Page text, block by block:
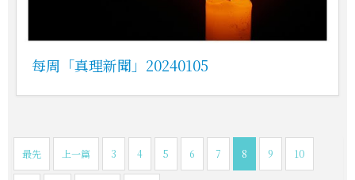
每周「真理新聞」20240105
最先 上一篇 3 4 5 6 7 8 9 10